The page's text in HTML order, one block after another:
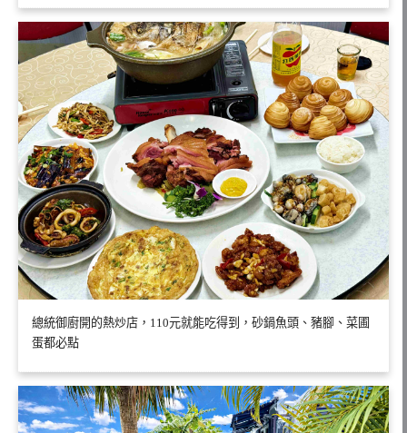
總統御廚開的熱炒店，110元就能吃得到，砂鍋魚頭、豬腳、菜圃
蛋都必點